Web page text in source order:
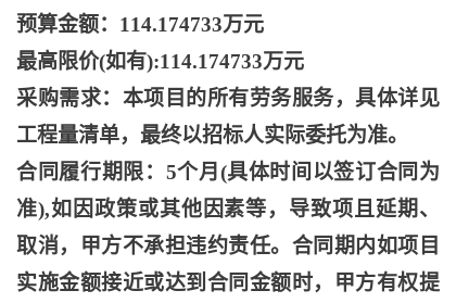
预算金额： 114.174733万元
最高限价(如有):114.174733万元
采购需求：本项目的所有劳务服务，具体详见
工程量清单，最终以招标人实际委托为准。
合同履行期限： 5个月(具体时间以签订合同为
准),如因政策或其他因素等，导致项且延期、
取消，甲方不承担违约责任。合同期内如项目
实施金额接近或达到合同金额时，甲方有权提